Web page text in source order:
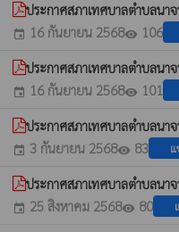
ประกาศสภาเทศบาลตำบลนา
event 16 กันยายน 2568visibility 106
ประกาศสภาเทศบาลตำบลน
event 16 กันยายน 2568visibility 101
ประกาศสภาเทศบาลตำบลนา
event 3 กันยายน 2568visibility 83 แ
ประกาศสภาเทศบาลตำบลนา
event 25 สิงหาคม 2568visibility 80